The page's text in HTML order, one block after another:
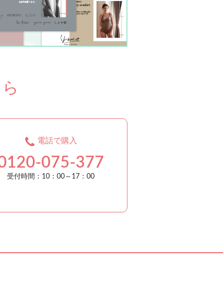
電話で購入
075-377
受付時間：10：00～17：00